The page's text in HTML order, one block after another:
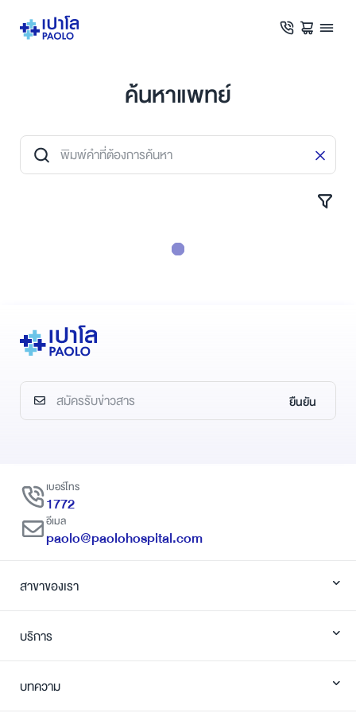
ค้นหาแพทย์
ยืนยัน
เบอร์โทร
1772
อีเมล
paolo@paolohospital.com
สาขาของเรา
บริการ
บทความ